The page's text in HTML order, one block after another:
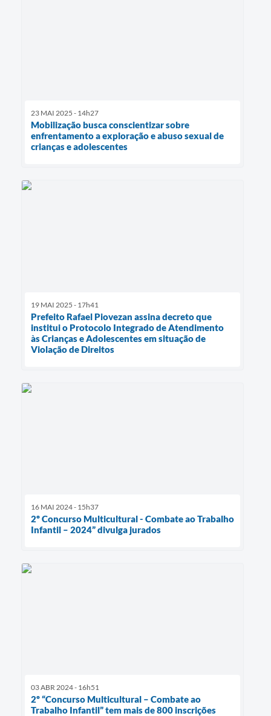
23 MAI 2025 - 14h27
Mobilização busca conscientizar sobre
enfrentamento a exploração e abuso sexual de
crianças e adolescentes
19 MAI 2025 - 17h41
Prefeito Rafael Piovezan assina decreto que
institui o Protocolo Integrado de Atendimento
às Crianças e Adolescentes em situação de
Violação de Direitos
16 MAI 2024 - 15h37
2º Concurso Multicultural - Combate ao Trabalho
Infantil – 2024” divulga jurados
03 ABR 2024 - 16h51
2º “Concurso Multicultural – Combate ao
Trabalho Infantil” tem mais de 800 inscrições